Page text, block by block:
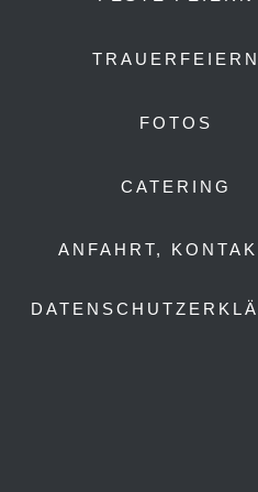
TRAUERFEIERN
FOTOS
CATERING
ANFAHRT,